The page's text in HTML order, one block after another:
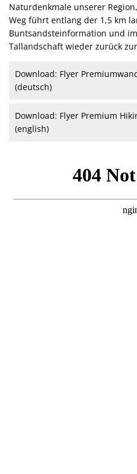
Naturdenkmale unserer
Weg führt entlang der 1,5 km
Buntsandsteinformation und
Tallandschaft wieder zurück
Download: Flyer
(deutsch)
Download: Flyer Premium
(english)